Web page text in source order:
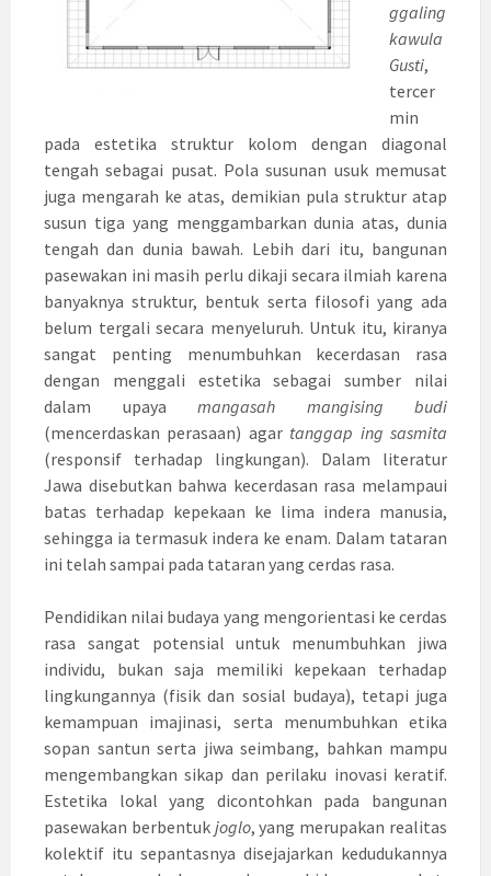
ggaling
kawula
Gusti,
tercer
min
pada estetika struktur kolom dengan diagonal
tengah sebagai pusat. Pola susunan usuk memusat
juga mengarah ke atas, demikian pula struktur atap
susun tiga yang menggambarkan dunia atas, dunia
tengah dan dunia bawah. Lebih dari itu, bangunan
pasewakan ini masih perlu dikaji secara ilmiah karena
banyaknya struktur, bentuk serta filosofi yang ada
belum tergali secara menyeluruh. Untuk itu, kiranya
sangat penting menumbuhkan kecerdasan rasa
dengan menggali estetika sebagai sumber nilai
dalam upaya mangasah mangising budi
(mencerdaskan perasaan) agar tanggap ing sasmita
(responsif terhadap lingkungan). Dalam literatur
Jawa disebutkan bahwa kecerdasan rasa melampaui
batas terhadap kepekaan ke lima indera manusia,
sehingga ia termasuk indera ke enam. Dalam tataran
ini telah sampai pada tataran yang cerdas rasa.
Pendidikan nilai budaya yang mengorientasi ke cerdas
rasa sangat potensial untuk menumbuhkan jiwa
individu, bukan saja memiliki kepekaan terhadap
lingkungannya (fisik dan sosial budaya), tetapi juga
kemampuan imajinasi, serta menumbuhkan etika
sopan santun serta jiwa seimbang, bahkan mampu
mengembangkan sikap dan perilaku inovasi keratif.
Estetika lokal yang dicontohkan pada bangunan
pasewakan berbentuk joglo, yang merupakan realitas
kolektif itu sepantasnya disejajarkan kedudukannya